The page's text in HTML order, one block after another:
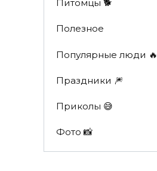
Питомцы 🐕
Полезное
Популярные люди 🔥
Праздники 🎆
Приколы 😅
Фото 📸